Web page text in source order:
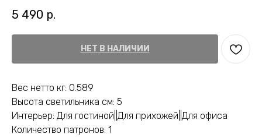
5 490 р.
НЕТ В НАЛИЧИИ
Вес нетто кг: 0.589
Высота светильника см: 5
Интерьер: Для гостиной||Для прихожей||Для офиса
Количество патронов: 1